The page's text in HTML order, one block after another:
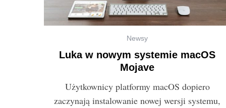
Newsy
Luka w nowym systemie macOS
Mojave
Użytkownicy platformy macOS dopiero
zaczynają instalowanie nowej wersji systemu,